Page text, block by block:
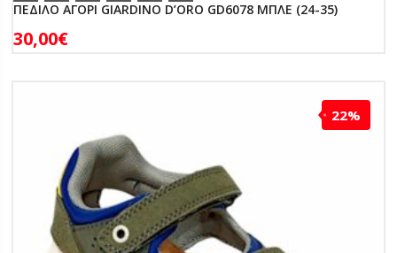
ΠΕΔΙΛΟ ΑΓΟΡΙ GIARDINO D’ORO GD6078 ΜΠΛΕ (24-35)
30,00€
22%